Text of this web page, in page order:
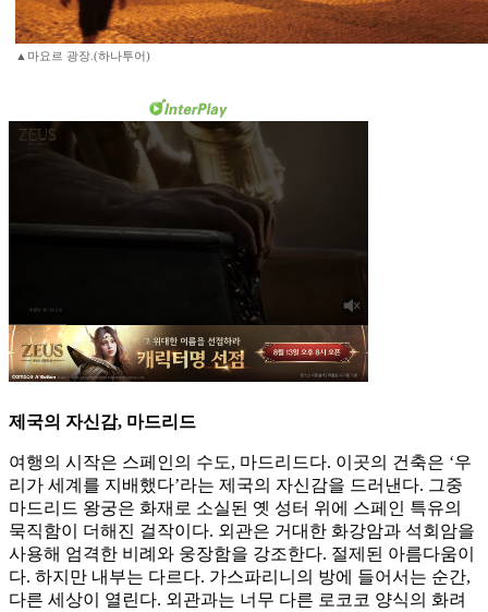
▲마요르 광장.(하나투어)
제국의 자신감, 마드리드
여행의 시작은 스페인의 수도, 마드리드다. 이곳의 건축은 ‘우
리가 세계를 지배했다’라는 제국의 자신감을 드러낸다. 그중
마드리드 왕궁은 화재로 소실된 옛 성터 위에 스페인 특유의
묵직함이 더해진 걸작이다. 외관은 거대한 화강암과 석회암을
사용해 엄격한 비례와 웅장함을 강조한다. 절제된 아름다움이
다. 하지만 내부는 다르다. 가스파리니의 방에 들어서는 순간,
다른 세상이 열린다. 외관과는 너무 다른 로코코 양식의 화려